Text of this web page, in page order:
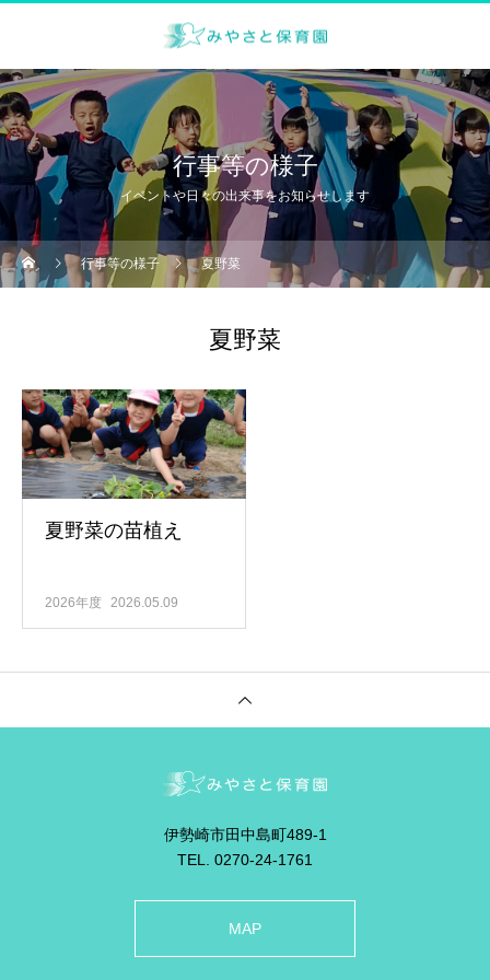
行事等の様子
イベントや日々の出来事をお知らせします
行事等の様子 夏野菜
夏野菜
夏野菜の苗植え
2026年度 2026.05.09
伊勢崎市田中島町489-1
TEL. 0270-24-1761
MAP